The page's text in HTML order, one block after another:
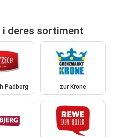
i deres sortiment
Padborg zur Krone